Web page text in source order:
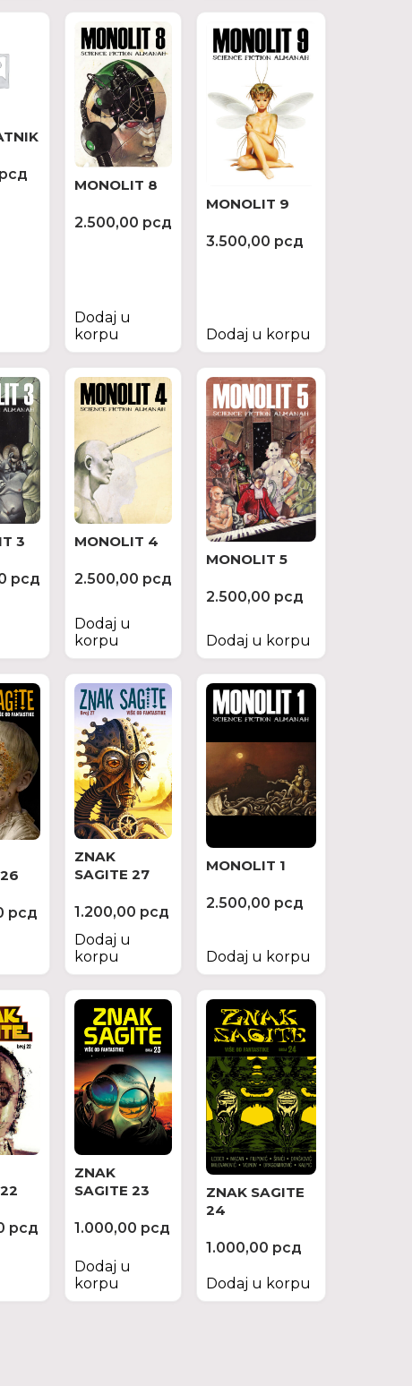
рсд
MONOLIT 8
2.500,00 рсд
Dodaj u
korpu
MONOLIT 9
3.500,00 рсд
Dodaj u korpu
3
рсд
MONOLIT 4
2.500,00 рсд
Dodaj u
korpu
MONOLIT 5
2.500,00 рсд
Dodaj u korpu
рсд
ZNAK
SAGITE 27
1.200,00 рсд
Dodaj u
korpu
MONOLIT 1
2.500,00 рсд
Dodaj u korpu
рсд
ZNAK
SAGITE 23
1.000,00 рсд
Dodaj u
korpu
ZNAK SAGITE
24
1.000,00 рсд
Dodaj u korpu